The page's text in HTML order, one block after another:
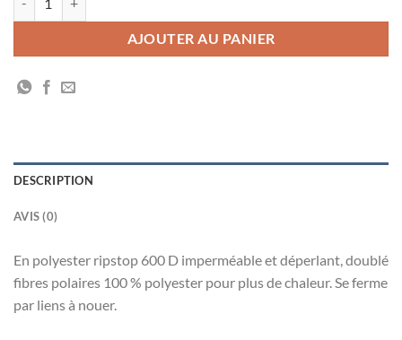
AJOUTER AU PANIER
DESCRIPTION
AVIS (0)
En polyester ripstop 600 D imperméable et déperlant, doublé
fibres polaires 100 % polyester pour plus de chaleur. Se ferme
par liens à nouer.